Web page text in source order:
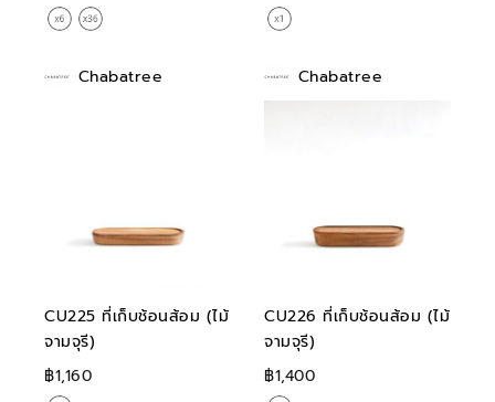
Chabatree
CU225 ที่เก็บช้อนส้อม (ไม้
จามจุรี)
฿1,160
Chabatree
CU226 ที่เก็บช้อนส้อม (ไม้
จามจุรี)
฿1,400